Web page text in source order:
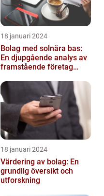
18 januari 2024
Bolag med solnära bas:
En djupgående analys av
framstående företag
18 januari 2024
Värdering av bolag: En
grundlig översikt och
utforskning